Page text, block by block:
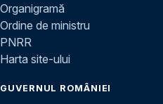
Organigramă
Ordine de ministru
PNRR
Harta site-ului
GUVERNUL ROMÂNIEI